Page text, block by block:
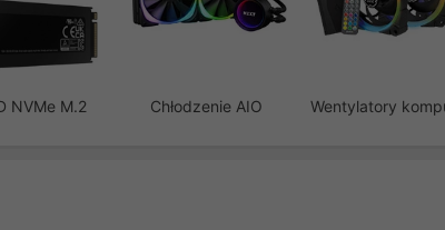
NVMe M.2 Chłodzenie AIO